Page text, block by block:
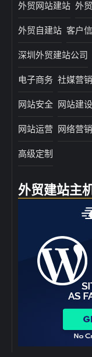
外贸网站建站 外
外贸自建站 客户
深圳外贸建站公司
电子商务 社媒营销
网站安全 网站建设
网站运营 网络营销
高级定制
外贸建站主